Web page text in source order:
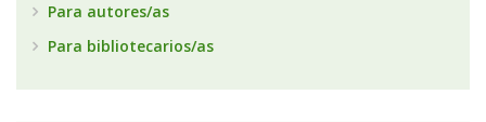
Para autores/as
Para bibliotecarios/as